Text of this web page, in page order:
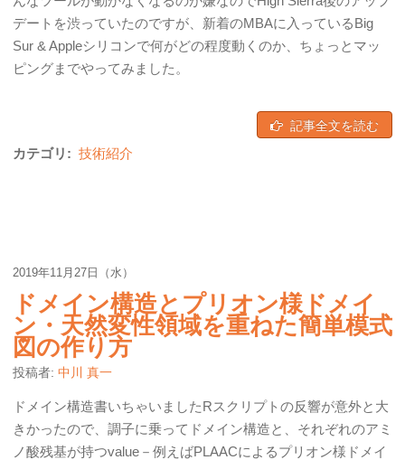
デートを渋っていたのですが、新着のMBAに入っているBig
Sur & Appleシリコンで何がどの程度動くのか、ちょっとマッ
ピングまでやってみました。
記事全文を読む
カテゴリ: 技術紹介
2019年11月27日（水）
ドメイン構造とプリオン様ドメイ
ン・天然変性領域を重ねた簡単模式
図の作り方
投稿者: 中川 真一
ドメイン構造書いちゃいましたRスクリプトの反響が意外と大
きかったので、調子に乗ってドメイン構造と、それぞれのアミ
ノ酸残基が持つvalue－例えばPLAACによるプリオン様ドメイ